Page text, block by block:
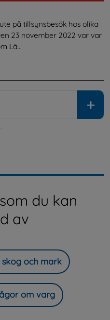
på tillsynsbesök hos olika
23 november 2022 var var
Lä...
du kan
av
och mark
om varg